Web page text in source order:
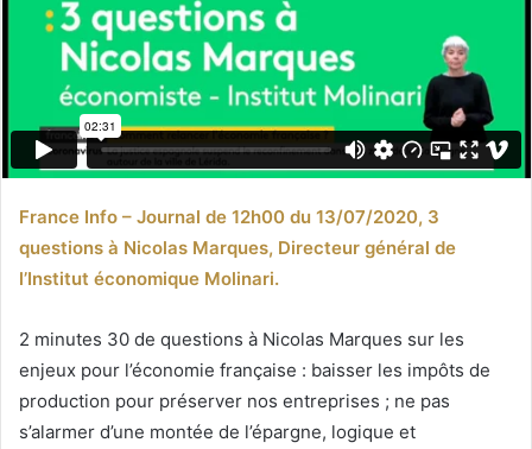
France Info – Journal de 12h00 du 13/07/2020, 3
questions à Nicolas Marques, Directeur général de
l’Institut économique Molinari.
2 minutes 30 de questions à Nicolas Marques sur les
enjeux pour l’économie française : baisser les impôts de
production pour préserver nos entreprises ; ne pas
s’alarmer d’une montée de l’épargne, logique et